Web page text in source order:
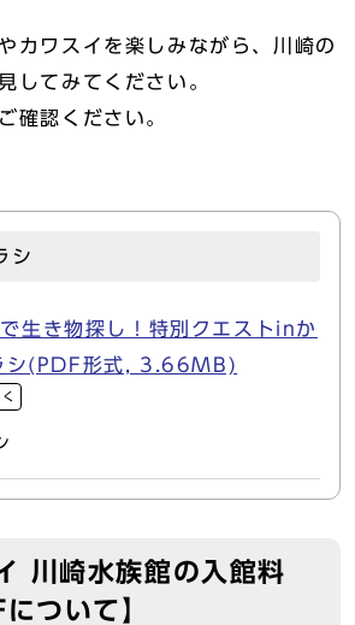
カワスイを楽しみながら、川崎の
してみてください。
確認ください。
シ
で生き物探し！特別クエストinか
シ(PDF形式, 3.66MB)
川崎水族館の入館料
ついて】